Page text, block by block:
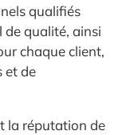
qualifiés
de qualité, ainsi
chaque client,
et de
la réputation de